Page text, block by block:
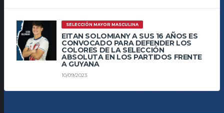
SELECCIÓN MAYOR MASCULINA
EITAN SOLOMIANY A SUS 16 AÑOS ES
CONVOCADO PARA DEFENDER LOS
COLORES DE LA SELECCIÓN
ABSOLUTA EN LOS PARTIDOS FRENTE
A GUYANA
10/09/2023